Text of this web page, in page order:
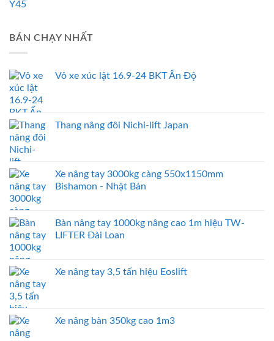
BÁN CHẠY NHẤT
Vỏ xe xúc lật 16.9-24 BKT Ấn Độ
Thang nâng đôi Nichi-lift Japan
Xe nâng tay 3000kg càng 550x1150mm
Bishamon - Nhật Bản
Bàn nâng tay 1000kg nâng cao 1m hiệu TW-
LIFTER Đài Loan
Xe nâng tay 3,5 tấn hiệu Eoslift
Xe nâng bàn 350kg cao 1m3